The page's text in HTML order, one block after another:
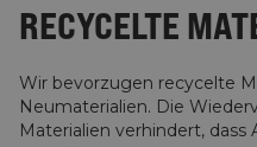
RECYCELTE
Wir bevorzugen recycelte
Neumaterialien. Die
Materialien verhindert,